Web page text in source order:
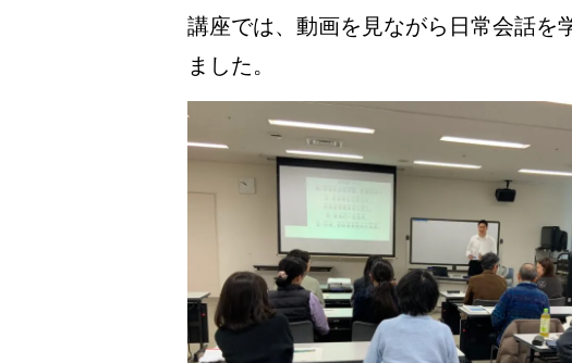
講座では、動画を見ながら日常会話を
ました。